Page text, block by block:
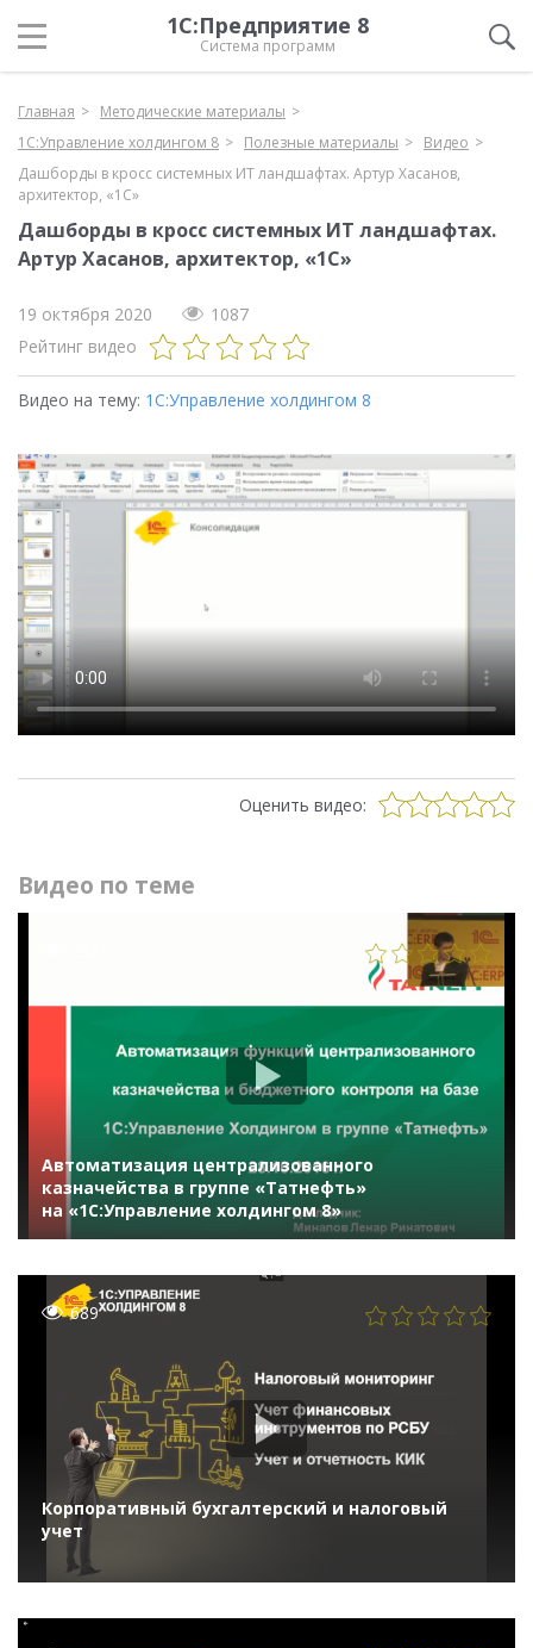
1С:Предприятие 8
Система программ
Главная
Методические материалы
1С:Управление холдингом 8
Полезные материалы
Видео
Дашборды в кросс системных ИТ ландшафтах. Артур Хасанов,
архитектор, «1С»
Дашборды в кросс системных ИТ ландшафтах.
Артур Хасанов, архитектор, «1С»
19 октября 2020
1087
Рейтинг видео
Видео на тему: 1С:Управление холдингом 8
Оценить видео:
Видео по теме
Автоматизация централизованного
казначейства в группе «Татнефть»
на «1С:Управление холдингом 8»
689
Корпоративный бухгалтерский и налоговый
учет